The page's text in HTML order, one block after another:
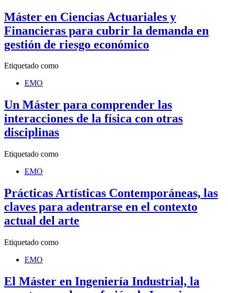
Máster en Ciencias Actuariales y
Financieras para cubrir la demanda en
gestión de riesgo económico
Etiquetado como
EMO
Un Máster para comprender las
interacciones de la física con otras
disciplinas
Etiquetado como
EMO
Prácticas Artísticas Contemporáneas, las
claves para adentrarse en el contexto
actual del arte
Etiquetado como
EMO
El Máster en Ingeniería Industrial, la